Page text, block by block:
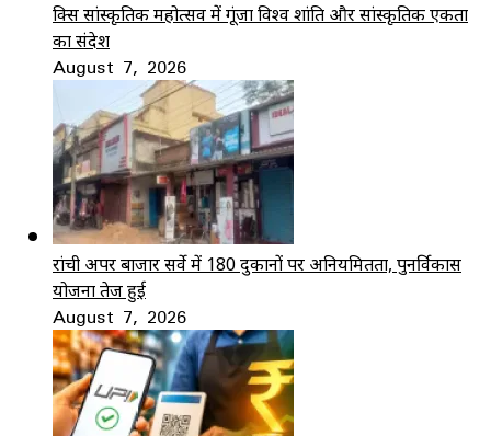
ब्रिक्स सांस्कृतिक महोत्सव में गूंजा विश्व शांति और सांस्कृतिक एकता
का संदेश
August 7, 2026
रांची अपर बाजार सर्वे में 180 दुकानों पर अनियमितता, पुनर्विकास
योजना तेज हुई
August 7, 2026